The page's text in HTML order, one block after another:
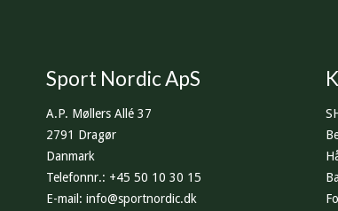
Sport Nordic ApS
A.P. Møllers Allé 37
2791 Dragør
Danmark
Telefonnr.: +45 50 10 30 15
E-mail : info@sportnordic.dk